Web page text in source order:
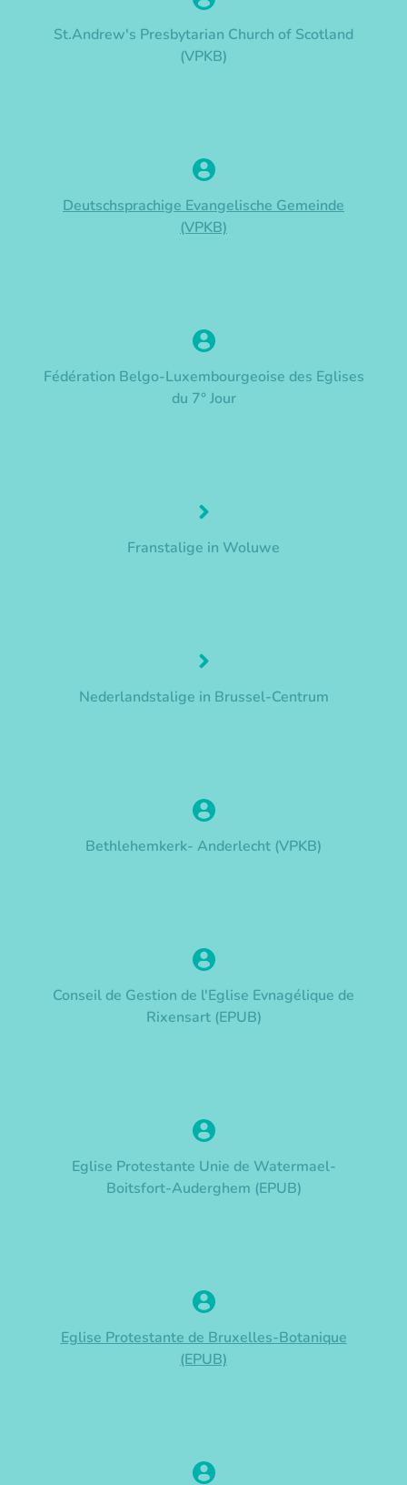
St.Andrew's Presbytarian Church of Scotland
(VPKB)
Deutschsprachige Evangelische Gemeinde
(VPKB)
Fédération Belgo-Luxembourgeoise des Eglises
du 7° Jour
Franstalige in Woluwe
Nederlandstalige in Brussel-Centrum
Bethlehemkerk- Anderlecht (VPKB)
Conseil de Gestion de l'Eglise Evnagélique de
Rixensart (EPUB)
Eglise Protestante Unie de Watermael-
Boitsfort-Auderghem (EPUB)
Eglise Protestante de Bruxelles-Botanique
(EPUB)